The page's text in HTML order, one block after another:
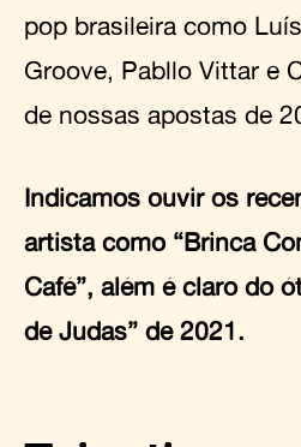
pop brasileira como
Groove, Pabllo Vittar e
de nossas apostas de
Indicamos ouvir os
artista como “Brinca
Café”, além é claro do
de Judas” de 2021.